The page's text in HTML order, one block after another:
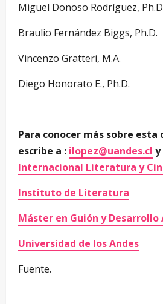
Miguel Donoso Rodríguez,
Braulio Fernández Biggs, Ph.D.
Vincenzo Gratteri, M.A.
Diego Honorato E., Ph.D.
Para conocer más sobre esta
escribe a : ilopez@uandes.cl y
Internacional Literatura y
Instituto de Literatura
Máster en Guión y Desarrollo
Universidad de los Andes
Fuente.